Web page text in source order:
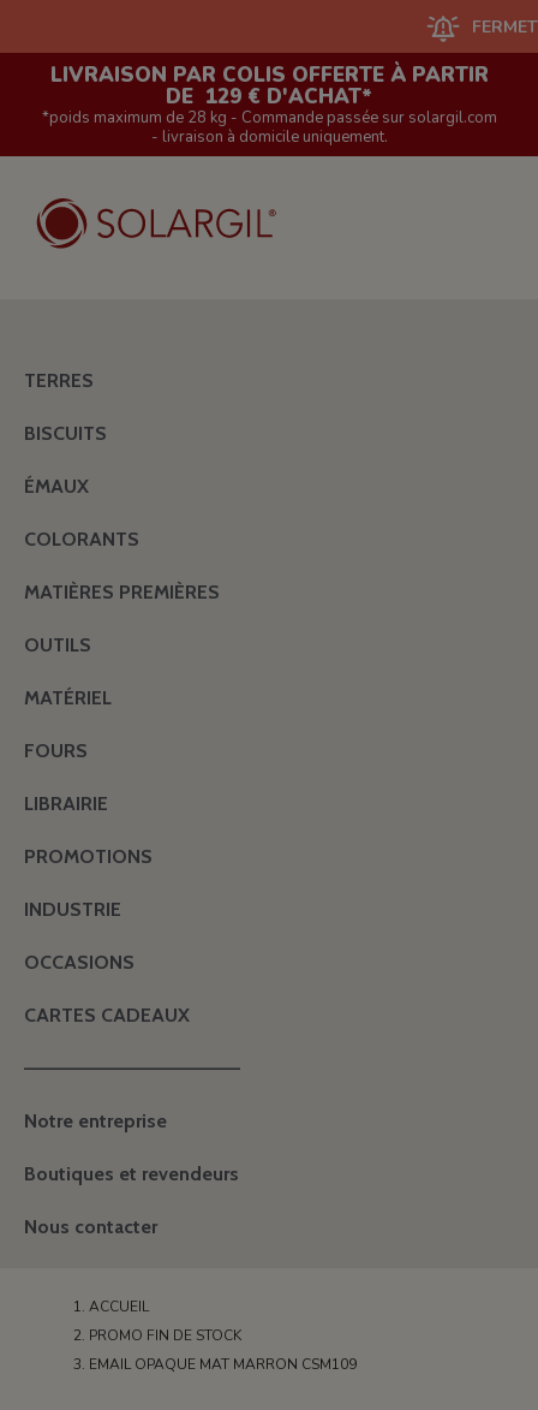
LIVRAISON PAR COLIS OFFERTE À PARTIR
DE 129 € D'ACHAT*
*poids maximum de 28 kg - Commande passée sur solargil.com
- livraison à domicile uniquement.
TERRES
BISCUITS
ÉMAUX
COLORANTS
MATIÈRES PREMIÈRES
OUTILS
MATÉRIEL
FOURS
LIBRAIRIE
PROMOTIONS
INDUSTRIE
OCCASIONS
CARTES CADEAUX
———————————————
Notre entreprise
Boutiques et revendeurs
Nous contacter
ACCUEIL
PROMO FIN DE STOCK
EMAIL OPAQUE MAT MARRON CSM109